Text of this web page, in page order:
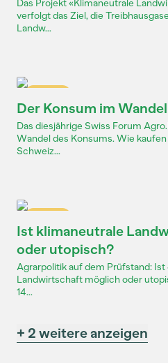
Das Projekt «Klimaneutrale
verfolgt das Ziel, die
Landw...
Der Konsum im Wandel
Das diesjährige Swiss Forum
Wandel des Konsums. Wie
Schweiz...
Ist klimaneutrale
oder utopisch?
Agrarpolitik auf dem Prüfstand: Ist
Landwirtschaft möglich oder
14...
+ 2 weitere anzeigen